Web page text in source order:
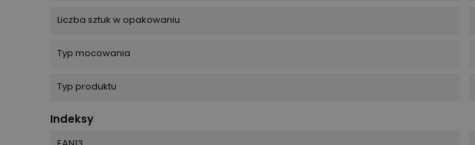
Liczba sztuk w opakowaniu
Typ mocowania
Typ produktu
Indeksy